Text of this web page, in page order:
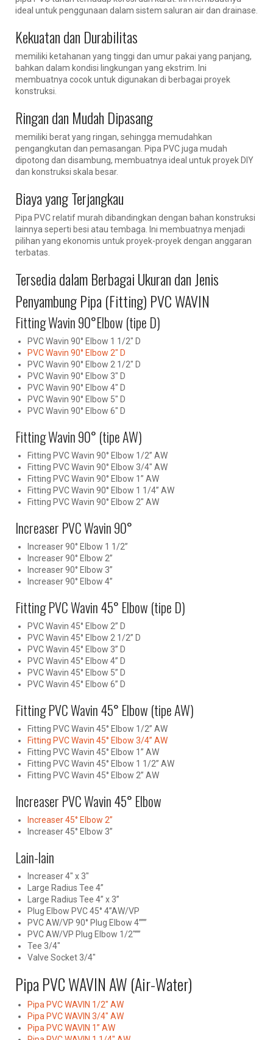
ideal untuk penggunaan dalam sistem saluran air dan drainase.
Kekuatan dan Durabilitas
memiliki ketahanan yang tinggi dan umur pakai yang panjang,
bahkan dalam kondisi lingkungan yang ekstrim. Ini
membuatnya cocok untuk digunakan di berbagai proyek
konstruksi.
Ringan dan Mudah Dipasang
memiliki berat yang ringan, sehingga memudahkan
pengangkutan dan pemasangan. Pipa PVC juga mudah
dipotong dan disambung, membuatnya ideal untuk proyek DIY
dan konstruksi skala besar.
Biaya yang Terjangkau
Pipa PVC relatif murah dibandingkan dengan bahan konstruksi
lainnya seperti besi atau tembaga. Ini membuatnya menjadi
pilihan yang ekonomis untuk proyek-proyek dengan anggaran
terbatas.
Tersedia dalam Berbagai Ukuran dan Jenis
Penyambung Pipa (Fitting) PVC WAVIN
Fitting Wavin 90°Elbow (tipe D)
PVC Wavin 90° Elbow 1 1/2″ D
PVC Wavin 90° Elbow 2″ D
PVC Wavin 90° Elbow 2 1/2″ D
PVC Wavin 90° Elbow 3″ D
PVC Wavin 90° Elbow 4″ D
PVC Wavin 90° Elbow 5″ D
PVC Wavin 90° Elbow 6″ D
Fitting Wavin 90° (tipe AW)
Fitting PVC Wavin 90° Elbow 1/2” AW
Fitting PVC Wavin 90° Elbow 3/4″ AW
Fitting PVC Wavin 90° Elbow 1” AW
Fitting PVC Wavin 90° Elbow 1 1/4” AW
Fitting PVC Wavin 90° Elbow 2″ AW
Increaser PVC Wavin 90°
Increaser 90° Elbow 1 1/2”
Increaser 90° Elbow 2”
Increaser 90° Elbow 3”
Increaser 90° Elbow 4”
Fitting PVC Wavin 45° Elbow (tipe D)
PVC Wavin 45° Elbow 2” D
PVC Wavin 45° Elbow 2 1/2” D
PVC Wavin 45° Elbow 3” D
PVC Wavin 45° Elbow 4” D
PVC Wavin 45° Elbow 5” D
PVC Wavin 45° Elbow 6” D
Fitting PVC Wavin 45° Elbow (tipe AW)
Fitting PVC Wavin 45° Elbow 1/2” AW
Fitting PVC Wavin 45° Elbow 3/4” AW
Fitting PVC Wavin 45° Elbow 1” AW
Fitting PVC Wavin 45° Elbow 1 1/2” AW
Fitting PVC Wavin 45° Elbow 2” AW
Increaser PVC Wavin 45° Elbow
Increaser 45° Elbow 2”
Increaser 45° Elbow 3”
Lain-lain
Increaser 4″ x 3″
Large Radius Tee 4”
Large Radius Tee 4” x 3”
Plug Elbow PVC 45° 4”AW/VP
PVC AW/VP 90° Plug Elbow 4”””
PVC AW/VP Plug Elbow 1/2″””
Tee 3/4″
Valve Socket 3/4″
Pipa PVC WAVIN AW (Air-Water)
Pipa PVC WAVIN 1/2″ AW
Pipa PVC WAVIN 3/4″ AW
Pipa PVC WAVIN 1” AW